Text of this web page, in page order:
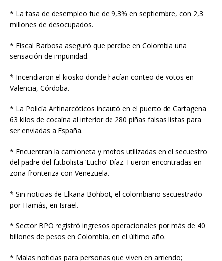
* La tasa de desempleo fue de 9,3% en septiembre, con 2,3
millones de desocupados.
* Fiscal Barbosa aseguró que percibe en Colombia una
sensación de impunidad.
* Incendiaron el kiosko donde hacían conteo de votos en
Valencia, Córdoba.
* La Policía Antinarcóticos incautó en el puerto de Cartagena
63 kilos de cocaína al interior de 280 piñas falsas listas para
ser enviadas a España.
* Encuentran la camioneta y motos utilizadas en el secuestro
del padre del futbolista ‘Lucho’ Díaz. Fueron encontradas en
zona fronteriza con Venezuela.
* Sin noticias de Elkana Bohbot, el colombiano secuestrado
por Hamás, en Israel.
* Sector BPO registró ingresos operacionales por más de 40
billones de pesos en Colombia, en el último año.
* Malas noticias para personas que viven en arriendo;